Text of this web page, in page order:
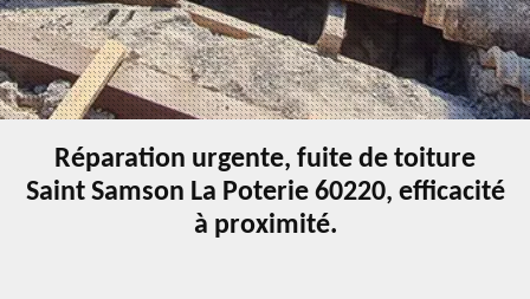
Réparation urgente, fuite de toiture
Saint Samson La Poterie 60220, efficacité
à proximité.